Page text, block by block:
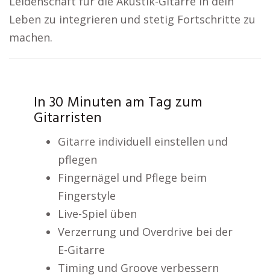
Leben zu integrieren und stetig Fortschritte zu
machen.
In 30 Minuten am Tag zum
Gitarristen
Gitarre individuell einstellen und
pflegen
Fingernägel und Pflege beim
Fingerstyle
Live-Spiel üben
Verzerrung und Overdrive bei der
E-Gitarre
Timing und Groove verbessern